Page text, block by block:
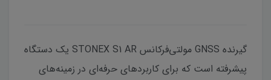
گیرنده GNSS مولتی‌فرکانس STONEX S1 AR یک دستگاه
پیشرفته است که برای کاربردهای حرفه‌ای در زمینه‌های